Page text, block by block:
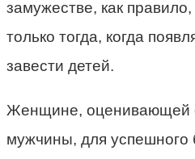
замужестве, как
только тогда, когда
завести детей.
Женщине, оценивающей
мужчины, для успешного